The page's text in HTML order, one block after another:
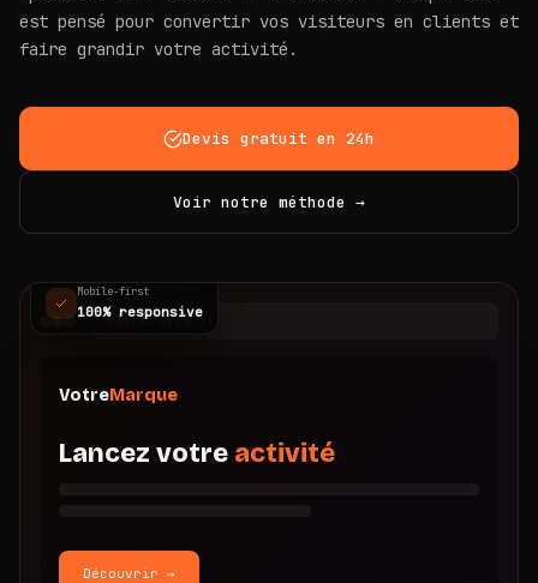
est pensé pour convertir vos visiteurs en clients et
faire grandir votre activité.
Devis gratuit en 24h
Voir notre méthode →
Mobile-first
100% responsive
votre-site.fr
VotreMarque
Lancez votre activité
Découvrir →